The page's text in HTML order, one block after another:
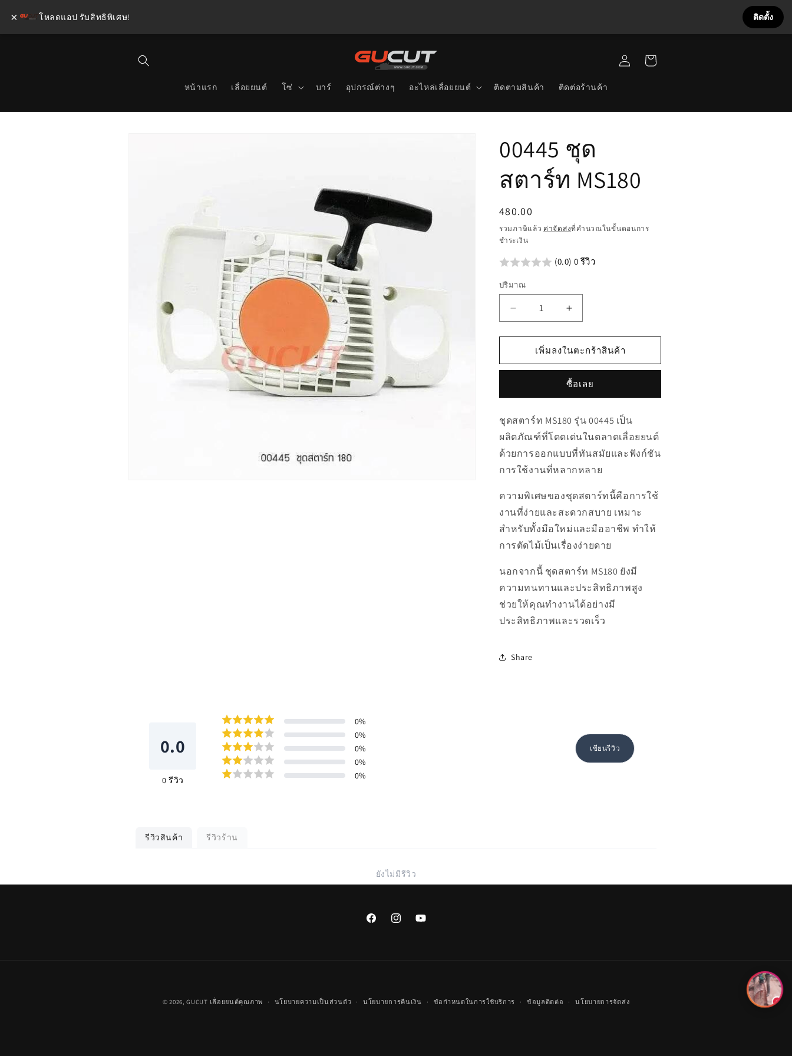
ข้ามไป
หน้าแรก เลื่อยยนต์ โซ่ บาร์ อุปกรณ์ต่างๆ อะไหล่เลื่อยยนต์ ติดตามสินค้า ติดต่อร้านค้า
ระบบ
สินค้า
00445 ชุด
สตาร์ท MS180
ราคา
ปกติ
480.00
รวมภาษีแล้ว ค่าจัดส่งที่คำนวณในขั้นตอนการ
ชำระเงิน
(0.0) 0 รีวิว
ปริมาณ
สำหรับ
00445
สตาร์ท
สำหรับ
00445
ชุด
สตาร์ท
เพิ่มลงในตะกร้าสินค้า
ซื้อเลย
ชุดสตาร์ท MS180 รุ่น 00445 เป็น
ผลิตภัณฑ์ที่โดดเด่นในตลาดเลื่อยยนต์
ด้วยการออกแบบที่ทันสมัยและฟังก์ชัน
การใช้งานที่หลากหลาย
ความพิเศษของชุดสตาร์ทนี้คือการใช้
งานที่ง่ายและสะดวกสบาย เหมาะ
สำหรับทั้งมือใหม่และมืออาชีพ ทำให้
การตัดไม้เป็นเรื่องง่ายดาย
นอกจากนี้ ชุดสตาร์ท MS180 ยังมี
ความทนทานและประสิทธิภาพสูง
ช่วยให้คุณทำงานได้อย่างมี
ประสิทธิภาพและรวดเร็ว
Share
0.0
0 รีวิว
0%
0%
0%
0%
0%
เขียนรีวิว
รีวิวสินค้า รีวิวร้าน
ยังไม่มีรีวิว
FacebookInstagramYouTube
© 2026,GUCUT เลื่อยยนต์คุณภาพ นโยบายความเป็นส่วนตัว นโยบายการคืนเงิน ข้อกำหนดในการใช้บริการ ข้อมูลติดต่อ นโยบายการจัดส่ง
× โหลดแอป รับสิทธิพิเศษ! ติดตั้ง